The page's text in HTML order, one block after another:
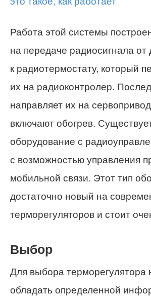
Работа этой системы
на передаче радиосигнала от
к радиотермостату, который
их на радиоконтролер.
направляет их на
включают обогрев.
оборудование с
с возможностью управления
мобильной связи. Этот тип
достаточно новый на
терморегуляторов и стоит
Выбор
Для выбора терморегулятора
обладать определенной